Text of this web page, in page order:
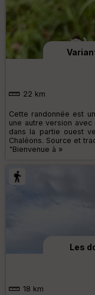
22 km
Cette randonnée est
une autre version
dans la partie ouest
Chaléons. Source et
"Bienvenue à »
Les
18 km